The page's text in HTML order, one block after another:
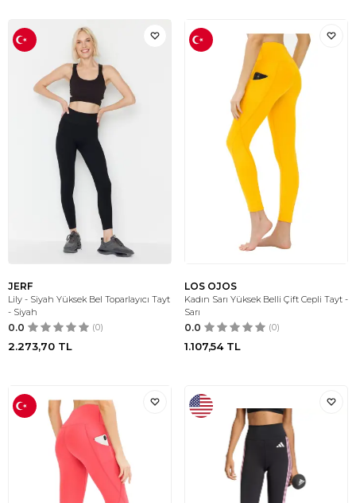
JERF
Lily - Siyah Yüksek Bel Toparlayıcı Tayt
- Siyah
0.0 (0)
2.273,70 TL
LOS OJOS
Kadın Sarı Yüksek Belli Çift Cepli Tayt -
Sarı
0.0 (0)
1.107,54TL